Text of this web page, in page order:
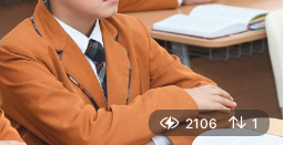
2106 1